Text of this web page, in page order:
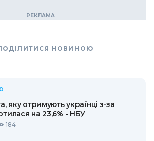
НОВИНОЮ
яку отримують українці з-за
на 23,6% - НБУ
184